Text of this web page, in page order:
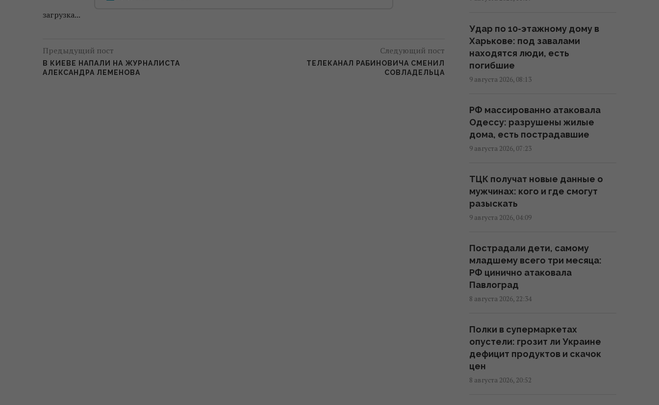
загрузка...
Предыдущий пост
В КИЕВЕ НАПАЛИ НА ЖУРНАЛИСТА
АЛЕКСАНДРА ЛЕМЕНОВА
Следующий пост
ТЕЛЕКАНАЛ РАБИНОВИЧА СМЕНИЛ
СОВЛАДЕЛЬЦА
Россияне продвинулись в
Часовом Яру, – DeepState
11:16 воскресенье, 09 августа 2026
ISW раскрыли цели врага
10:21 воскресенье, 09 августа 2026
Одессе: нет света и воды,
много пострадавших
10:12 воскресенье, 09 августа 2026
Салаха: в сети
распространяется интервью с
тезкой звездного футболиста
09:46 воскресенье, 09 августа 2026
этажке в Харькове: разрушены
верхние этажи, есть погибшие
09:30 воскресенье, 09 августа 2026
Удар по 10-этажному дому в
Харькове: под завалами
находятся люди, есть
погибшие
9 августа 2026, 08:13
РФ массированно атаковала
Одессу: разрушены жилые
дома, есть пострадавшие
9 августа 2026, 07:23
ТЦК получат новые данные о
мужчинах: кого и где смогут
разыскать
9 августа 2026, 04:09
Пострадали дети, самому
младшему всего три месяца:
РФ цинично атаковала
Павлоград
8 августа 2026, 22:34
Полки в супермаркетах
опустели: грозит ли Украине
дефицит продуктов и скачок
цен
8 августа 2026, 20:52